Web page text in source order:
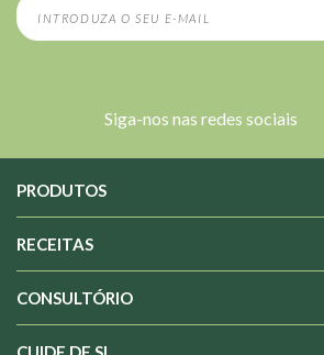
Siga-nos nas redes sociais
PRODUTOS
RECEITAS
CONSULTÓRIO